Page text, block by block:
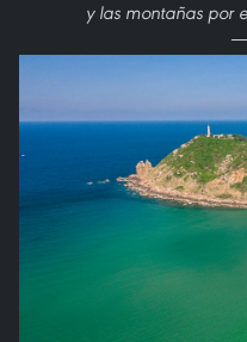
y las montañas por